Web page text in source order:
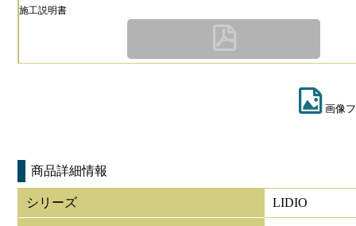
施工説明書
画像
商品詳細情報
シリーズ LIDIO